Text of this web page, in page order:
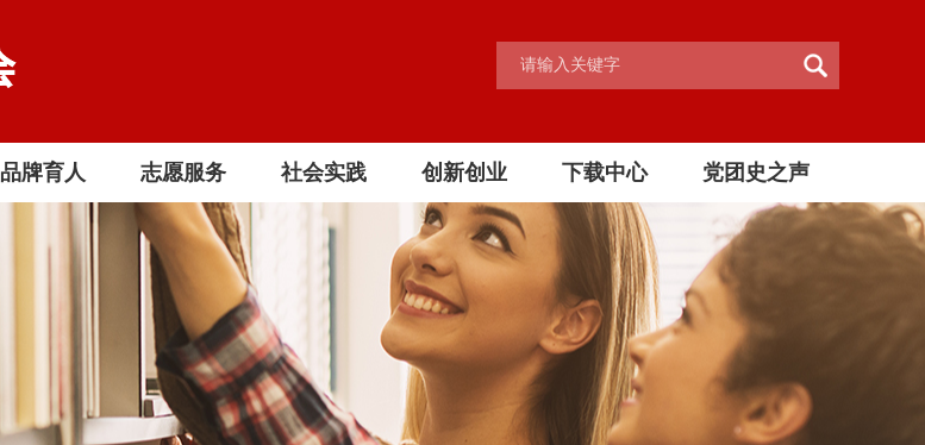
品牌育人 志愿服务 社会实践 创新创业 下载中心 党团史之声